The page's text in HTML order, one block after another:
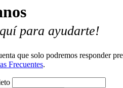
para ayudarte!
que solo podremos responder
Frecuentes.